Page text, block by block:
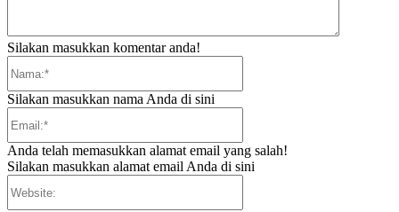
Silakan masukkan komentar anda!
Silakan masukkan nama Anda di sini
Anda telah memasukkan alamat email yang salah!
Silakan masukkan alamat email Anda di sini